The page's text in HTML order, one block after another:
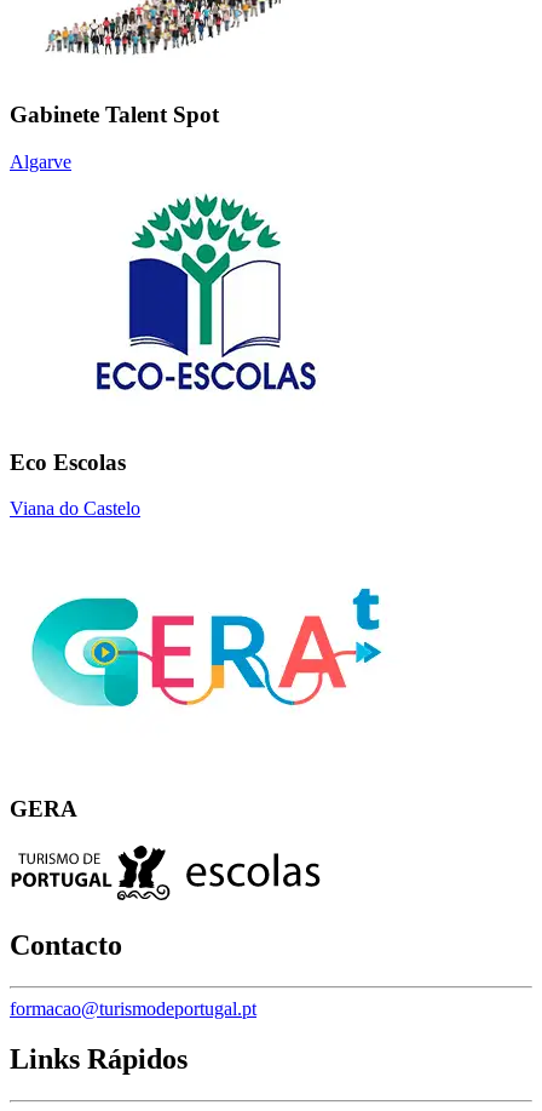
Gabinete Talent Spot
Algarve
Eco Escolas
Viana do Castelo
GERA
Contacto
formacao@turismodeportugal.pt
Links Rápidos